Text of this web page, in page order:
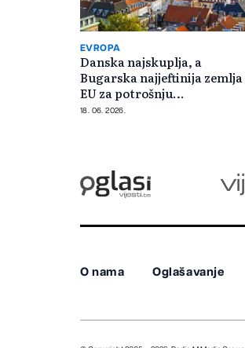
EVROPA
Danska najskuplja, a
Bugarska najjeftinija zemlja
EU za potrošnju
domaćinstava
18. 06. 2026.
O nama Oglašavanje